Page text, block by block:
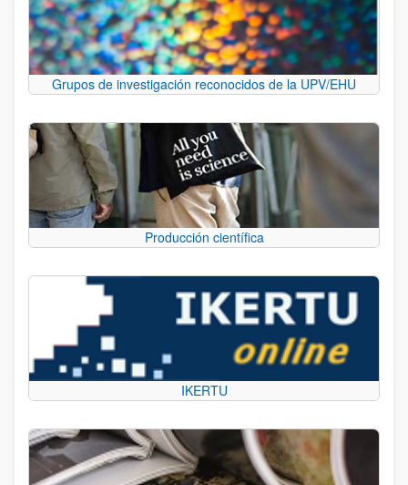
Grupos de investigación reconocidos de la UPV/EHU
Producción científica
IKERTU